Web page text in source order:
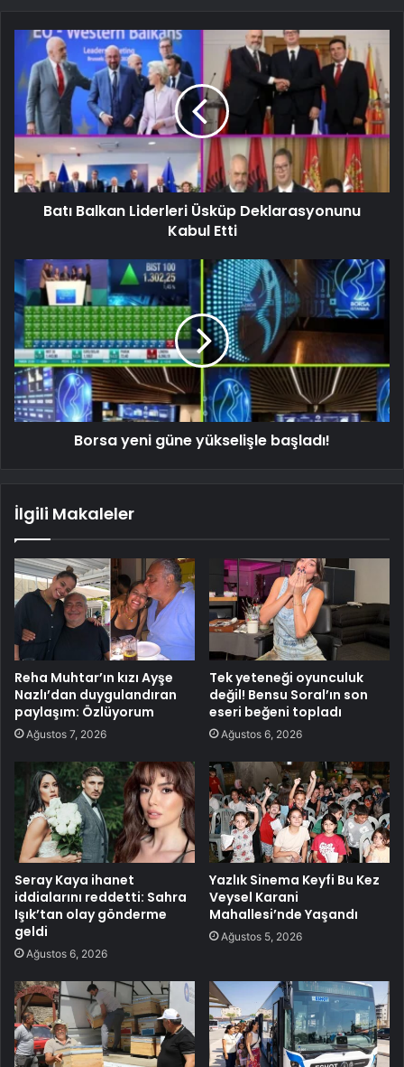
Batı Balkan Liderleri Üsküp Deklarasyonunu
Kabul Etti
Borsa yeni güne yükselişle başladı!
İlgili Makaleler
Reha Muhtar’ın kızı Ayşe
Nazlı’dan duygulandıran
paylaşım: Özlüyorum
Ağustos 7, 2026
Tek yeteneği oyunculuk
değil! Bensu Soral’ın son
eseri beğeni topladı
Ağustos 6, 2026
Seray Kaya ihanet
iddialarını reddetti: Sahra
Işık’tan olay gönderme
geldi
Ağustos 6, 2026
Yazlık Sinema Keyfi Bu Kez
Veysel Karani
Mahallesi’nde Yaşandı
Ağustos 5, 2026